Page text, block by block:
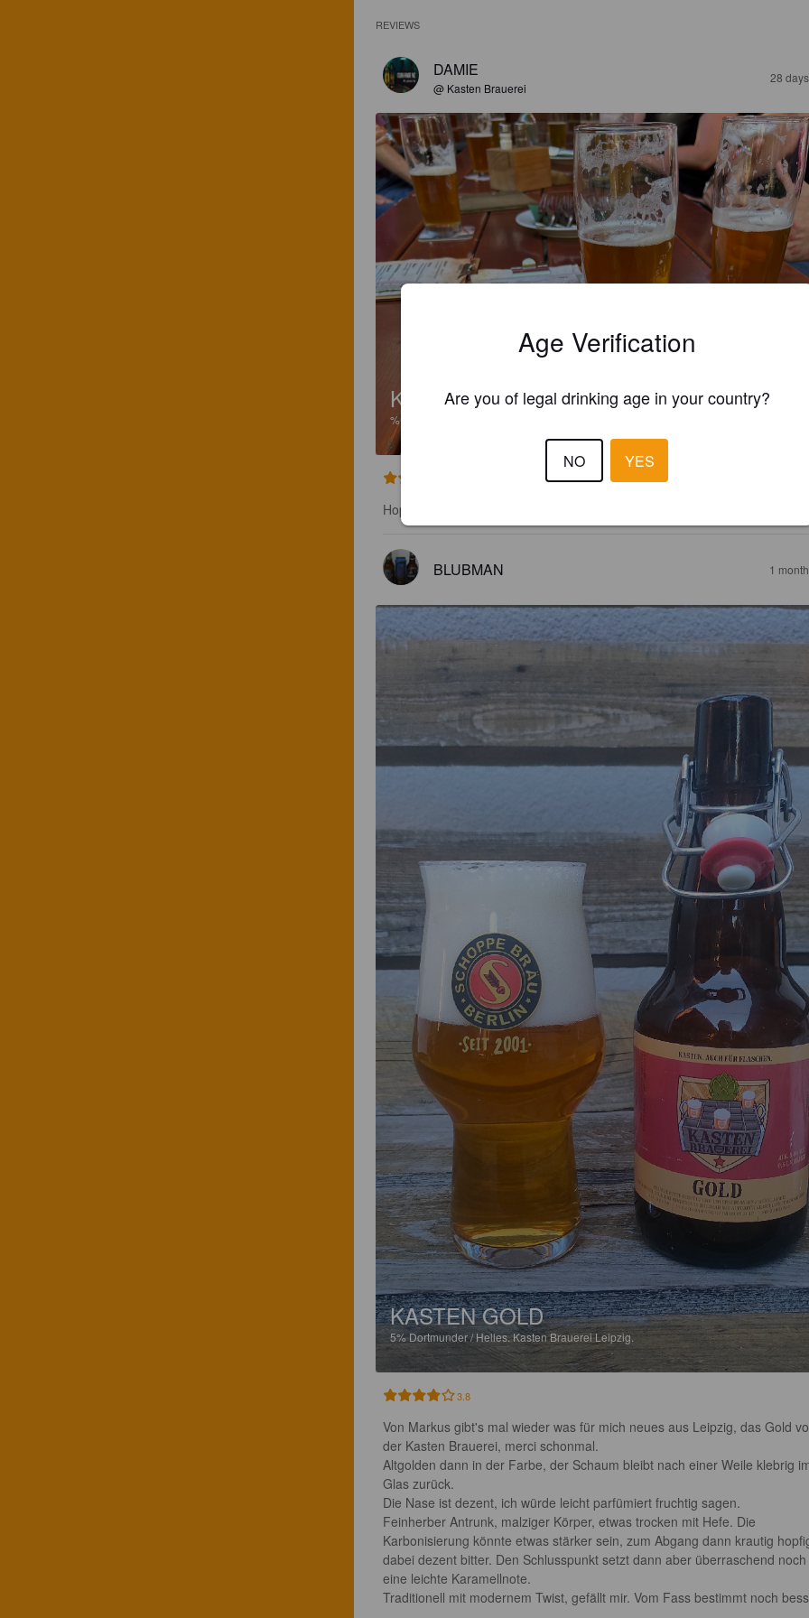
REVIEWS
DAMIE
@ Kasten Brauerei
28
KASTEN PILS
%
Hopfig, Herb, schöne Farbe 👍
BLUBMAN 1
KASTEN GOLD
5%Dortmunder / Helles.Kasten Brauerei Leipzig.
3.8
Von Markus gibt's mal wieder was für mich neues aus Leipzig, das Gold
der Kasten Brauerei, merci schonmal.
Altgolden dann in der Farbe, der Schaum bleibt nach einer Weile klebrig
Glas zurück.
Die Nase ist dezent, ich würde leicht parfümiert fruchtig sagen.
Feinherber Antrunk, malziger Körper, etwas trocken mit Hefe. Die
Karbonisierung könnte etwas stärker sein, zum Abgang dann krautig
dabei dezent bitter. Den Schlusspunkt setzt dann aber überraschend noch
eine leichte Karamellnote.
Traditionell mit modernem Twist, gefällt mir. Vom Fass bestimmt noch
Age Verification
Are you of legal drinking age in your country?
NO YES